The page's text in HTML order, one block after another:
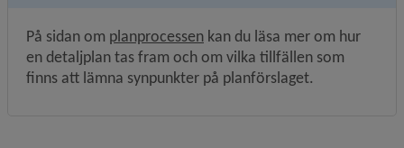
På sidan om planprocessen kan du läsa mer om hur
en detaljplan tas fram och om vilka tillfällen som
finns att lämna synpunkter på planförslaget.